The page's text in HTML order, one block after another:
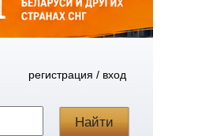
регистрация / вход